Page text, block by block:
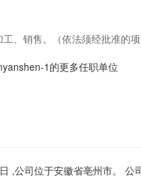
、销售。（依法须经批准的
1的更多任职单位
,公司位于安徽省亳州市。 公